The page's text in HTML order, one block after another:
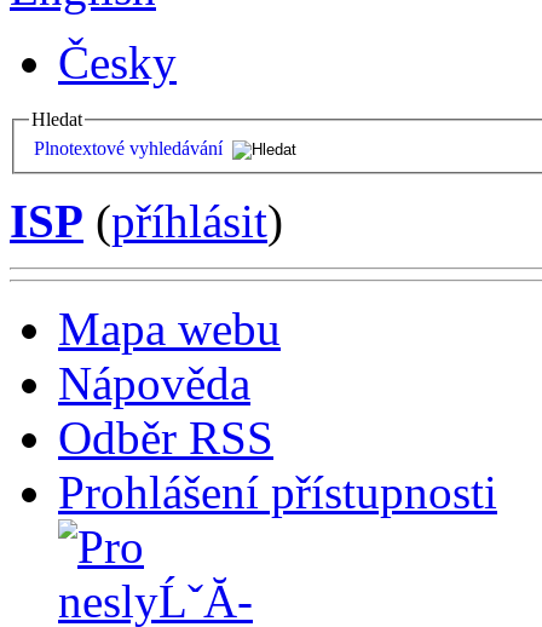
Česky
Hledat
Plnotextové vyhledávání
ISP (příhlásit)
Mapa webu
Nápověda
Odběr RSS
Prohlášení přístupnosti